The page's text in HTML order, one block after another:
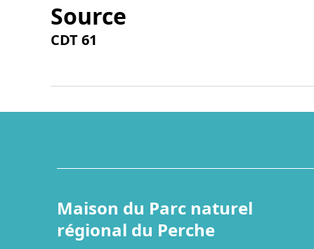
Source
CDT 61
Maison du Parc naturel
régional du Perche